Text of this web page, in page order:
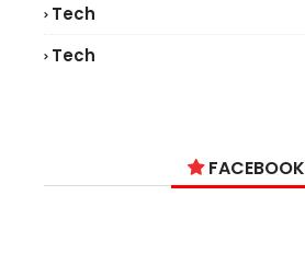
Tech
Tech
FACEBOOK